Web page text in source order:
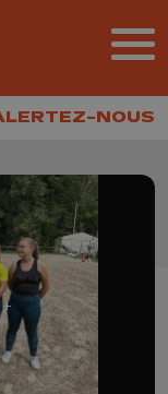
NOUS
NOUS